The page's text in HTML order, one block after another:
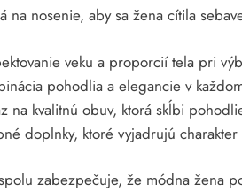
na nosenie, aby sa žena cítila
veku a proporcií tela pri
pohodlia a elegancie v
na kvalitnú obuv, ktorá skĺbi
doplnky, ktoré vyjadrujú
zabezpečuje, že módna žena